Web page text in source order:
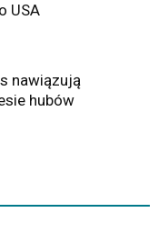
USA
nawiązują
hubów